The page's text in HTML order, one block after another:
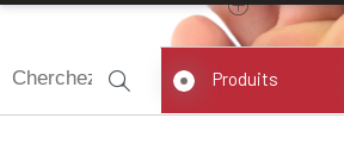
Produits